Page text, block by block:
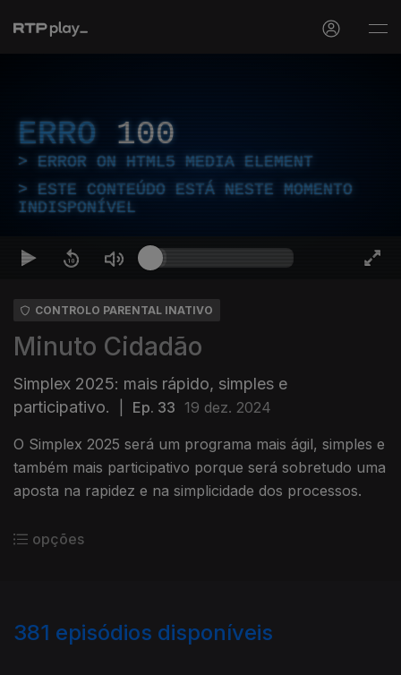
ERRO 100
ERROR ON HTML5 MEDIA ELEMENT
ESTE CONTEÚDO ESTÁ NESTE MOMENTO
INDISPONÍVEL
CONTROLO PARENTAL INATIVO
Minuto Cidadão
Simplex 2025: mais rápido, simples e
participativo.
Ep. 33 19 dez. 2024
O Simplex 2025 será um programa mais ágil, simples e
também mais participativo porque será sobretudo uma
aposta na rapidez e na simplicidade dos processos.
opções
381 episódios disponíveis